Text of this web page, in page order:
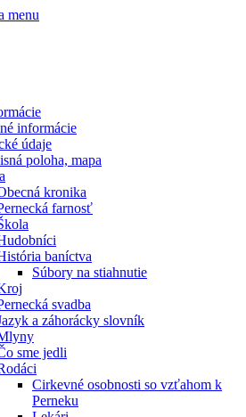
menu
informácie
údaje
poloha, mapa
kronika
farnosť
baníctva
Súbory na stiahnutie
svadba
a záhorácky slovník
sme jedli
Cirkevné osobnosti so vzťahom k
Perneku